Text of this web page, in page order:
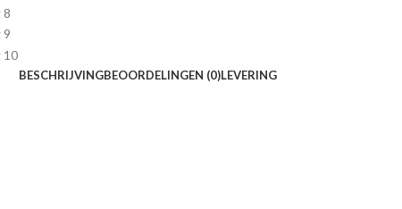
BESCHRIJVINGBEOORDELINGEN (0)LEVERING